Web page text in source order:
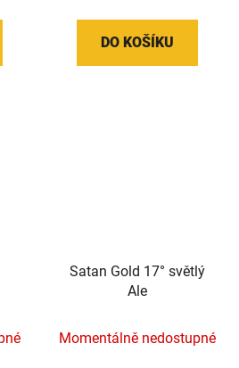
DO KOŠÍKU
Satan Gold 17° světlý
Ale
Momentálně nedostupné